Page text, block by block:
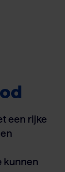
een rijke
kunnen